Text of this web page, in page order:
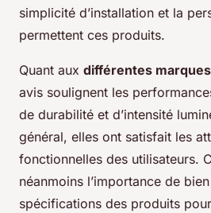
simplicité d’installation et la
permettent ces produits.
Quant aux différentes marques
avis soulignent les
de durabilité et d’intensité
général, elles ont satisfait les
fonctionnelles des utilisateurs.
néanmoins l’importance de
spécifications des produits